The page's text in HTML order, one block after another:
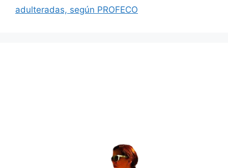
adulteradas, según PROFECO